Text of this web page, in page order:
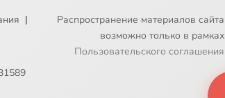
|
Распространение материалов сайта
возможно только в рамках
Пользовательского соглашения